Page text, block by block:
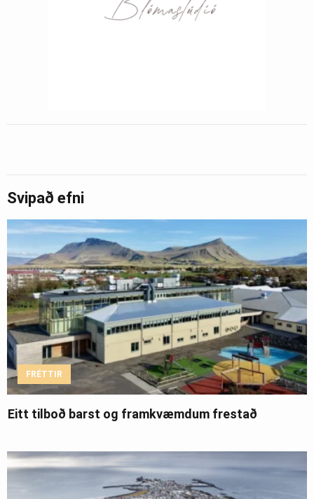
Svipað efni
FRÉTTIR
Eitt tilboð barst og framkvæmdum frestað